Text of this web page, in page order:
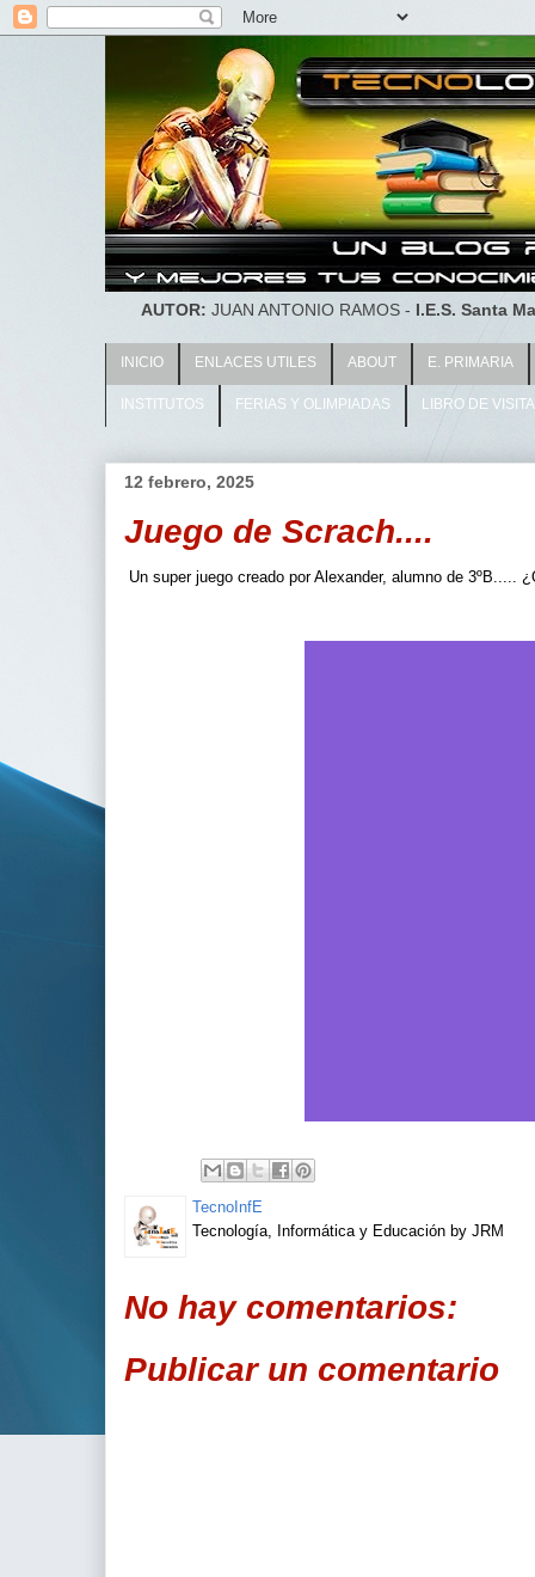
AUTOR: JUAN ANTONIO RAMOS - I.E.S. Santa
INICIO ENLACES UTILES ABOUT E. PRIMARIA
INSTITUTOS FERIAS Y OLIMPIADAS LIBRO DE
12 febrero, 2025
Juego de Scrach....
Un super juego creado por Alexander, alumno de 3ºB.....
TecnoInfE
Tecnología, Informática y Educación by JRM
No hay comentarios:
Publicar un comentario